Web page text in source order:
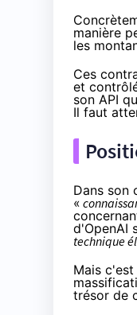
manière
les
Ces
et
son API
Il faut
Dans son
«
d'OpenAI
technique
Mais
trésor de